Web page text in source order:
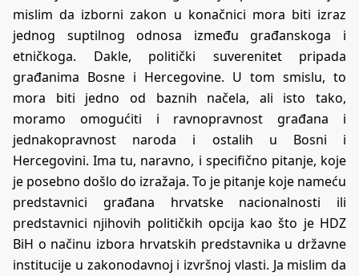
mislim da izborni zakon u konačnici mora biti izraz
jednog suptilnog odnosa između građanskoga i
etničkoga. Dakle, politički suverenitet pripada
građanima Bosne i Hercegovine. U tom smislu, to
mora biti jedno od baznih načela, ali isto tako,
moramo omogućiti i ravnopravnost građana i
jednakopravnost naroda i ostalih u Bosni i
Hercegovini. Ima tu, naravno, i specifično pitanje, koje
je posebno došlo do izražaja. To je pitanje koje nameću
predstavnici građana hrvatske nacionalnosti ili
predstavnici njihovih političkih opcija kao što je HDZ
BiH o načinu izbora hrvatskih predstavnika u državne
institucije u zakonodavnoj i izvršnoj vlasti. Ja mislim da